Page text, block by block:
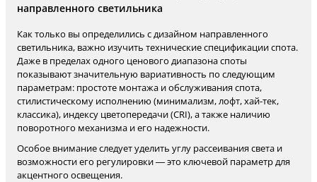
направленного светильника
Как только вы определились с дизайном направленного
светильника, важно изучить технические спецификации спота.
Даже в пределах одного ценового диапазона споты
показывают значительную вариативность по следующим
параметрам: простоте монтажа и обслуживания спота,
стилистическому исполнению (минимализм, лофт, хай-тек,
классика), индексу цветопередачи (CRI), а также наличию
поворотного механизма и его надежности.
Особое внимание следует уделить углу рассеивания света и
возможности его регулировки — это ключевой параметр для
акцентного освещения.